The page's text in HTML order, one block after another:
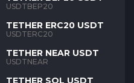
USDTBEP20
TETHER ERC20 USDT
USDTERC20
TETHER NEAR USDT
USDTNEAR
TETHER SOL USDT